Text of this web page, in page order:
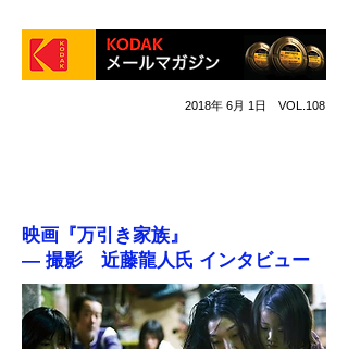
2018年 6月 1日 VOL.108
映画『万引き家族』
― 撮影 近藤龍人氏 インタビュー